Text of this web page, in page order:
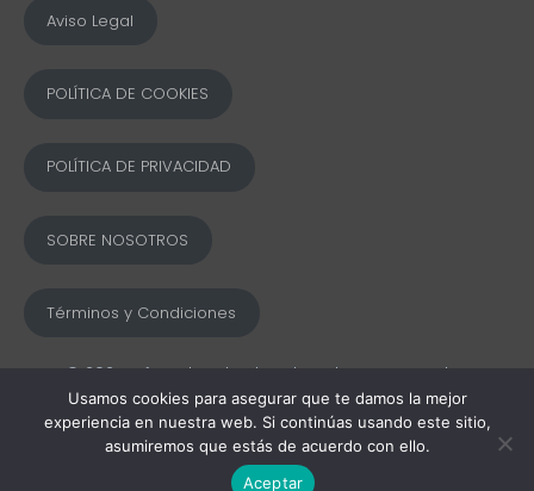
Aviso Legal
POLÍTICA DE COOKIES
POLÍTICA DE PRIVACIDAD
SOBRE NOSOTROS
Términos y Condiciones
© 2025 Ofword Todos los derechos reservados
Usamos cookies para asegurar que te damos la mejor
experiencia en nuestra web. Si continúas usando este sitio,
asumiremos que estás de acuerdo con ello.
Aceptar